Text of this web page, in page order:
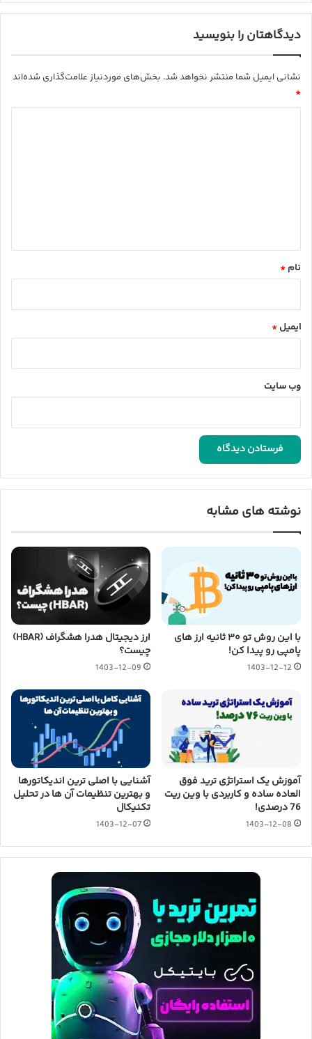
ت
دیدگاهتان را بنویسید
نشانی ایمیل شما منتشر نخواهد شد. بخش‌های موردنیاز علامت‌گذاری شده‌اند
*
نام *
ایمیل *
وب‌ سایت
نوشته های مشابه
با این روش تو ۳۰ ثانیه ارز های
پامپی رو پیدا کن!
1403-12-12
ارز دیجیتال هدرا هشگراف (HBAR)
چیست؟
1403-12-09
آموزش یک استراتژی ترید فوق
العاده ساده و کاربردی با وین ریت
76 درصدی!
1403-12-08
آشنایی با اصلی ترین اندیکاتورها
و بهترین تنظیمات آن ها در تحلیل
تکنیکال
1403-12-07